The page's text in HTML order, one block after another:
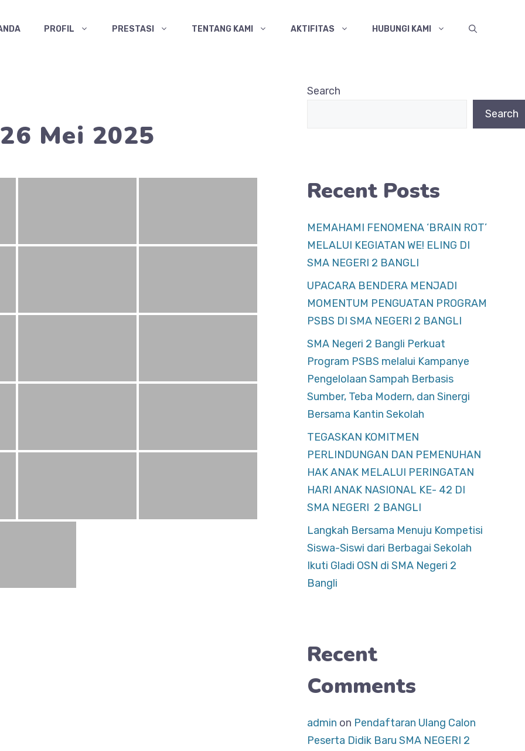
PROFIL PRESTASI TENTANG KAMI AKTIFITAS HUBUNGI KAMI
Mei 2025
Search
Search
Recent Posts
MEMAHAMI FENOMENA ‘BRAIN ROT’
MELALUI KEGIATAN WE! ELING DI
SMA NEGERI 2 BANGLI
UPACARA BENDERA MENJADI
MOMENTUM PENGUATAN PROGRAM
PSBS DI SMA NEGERI 2 BANGLI
SMA Negeri 2 Bangli Perkuat
Program PSBS melalui Kampanye
Pengelolaan Sampah Berbasis
Sumber, Teba Modern, dan Sinergi
Bersama Kantin Sekolah
TEGASKAN KOMITMEN
PERLINDUNGAN DAN PEMENUHAN
HAK ANAK MELALUI PERINGATAN
HARI ANAK NASIONAL KE- 42 DI
SMA NEGERI 2 BANGLI
Langkah Bersama Menuju Kompetisi
Siswa-Siswi dari Berbagai Sekolah
Ikuti Gladi OSN di SMA Negeri 2
Bangli
Recent
Comments
admin on Pendaftaran Ulang Calon
Peserta Didik Baru SMA NEGERI 2